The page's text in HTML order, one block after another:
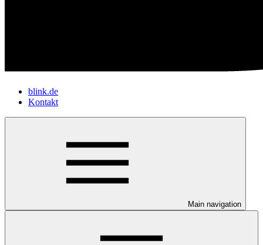
blink.de
Kontakt
Main navigation